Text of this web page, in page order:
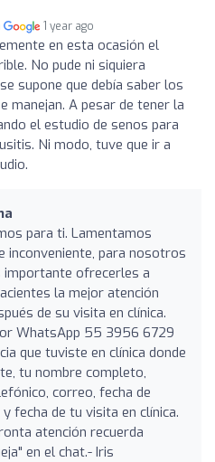
1 year ago
en esta ocasión el
No pude ni siquiera
supone que debía saber los
manejan. A pesar de tener la
el estudio de senos para
Ni modo, tuve que ir a
para ti. Lamentamos
inconveniente, para nosotros
importante ofrecerles a
la mejor atención
de su visita en clínica.
WhatsApp 55 3956 6729
que tuviste en clínica donde
tu nombre completo,
correo, fecha de
fecha de tu visita en clínica.
atención recuerda
en el chat.- Iris